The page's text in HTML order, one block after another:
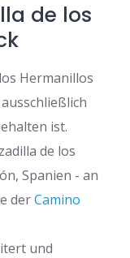
de los
Hermanillos
ist.
de los
Spanien - an
derCamino
und